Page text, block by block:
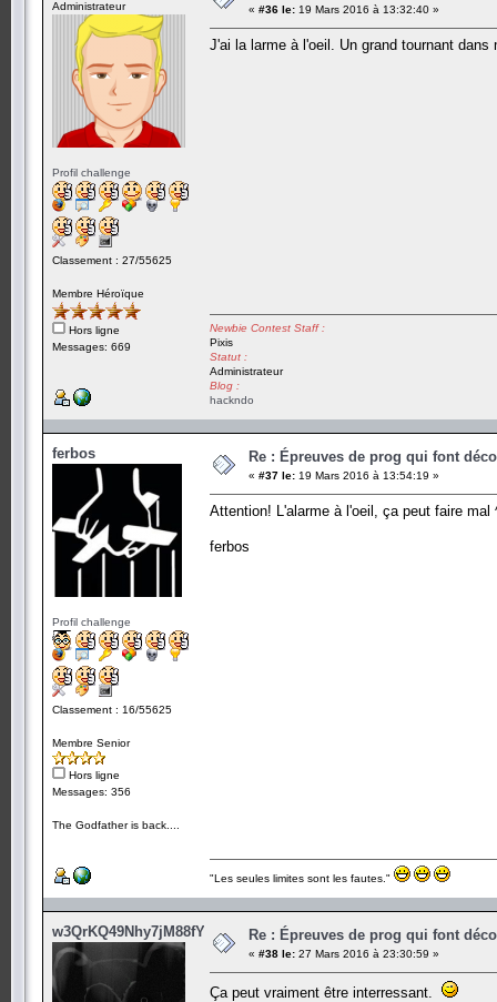
Administrateur
Profil challenge
Classement : 27/55625
Membre Héroïque
Hors ligne
Messages: 669
« #36 le: 19 Mars 2016 à 13:32:40 »
J'ai la larme à l'oeil. Un grand tournant dans
Newbie Contest Staff :
Pixis
Statut :
Administrateur
Blog :
hackndo
ferbos
Profil challenge
Classement : 16/55625
Membre Senior
Hors ligne
Messages: 356
The Godfather is back....
Re : Épreuves de prog qui font
« #37 le: 19 Mars 2016 à 13:54:19 »
Attention! L'alarme à l'oeil, ça peut faire mal
ferbos
"Les seules limites sont les fautes."
w3QrKQ49Nhy7jM88fY5 Re : Épreuves de prog qui font
« #38 le: 27 Mars 2016 à 23:30:59 »
Ça peut vraiment être interressant.